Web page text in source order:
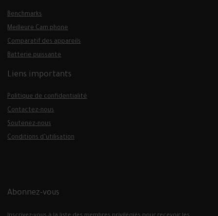
Benchmarks
Meilleure Cam phone
Comparatif des appareils
Batterie puissante
Liens importants
Politique de confidentialité
Contactez-nous
Soutenez-nous
Conditions d’utilisation
Abonnez-vous